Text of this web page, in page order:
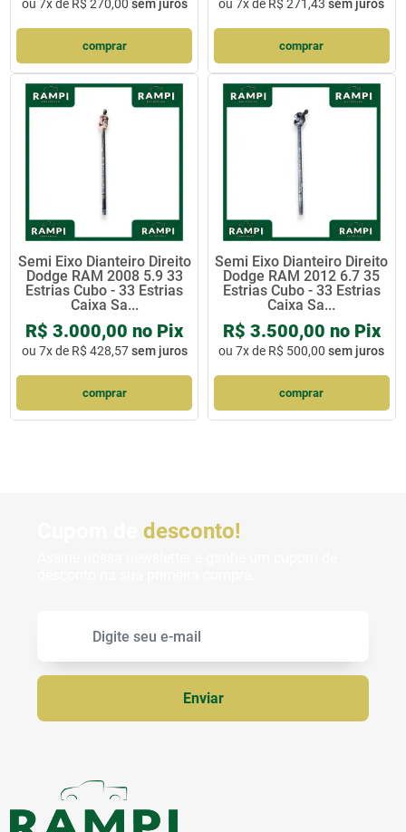
ou 7x de R$ 270,00 sem juros
comprar
ou7x de R$ 271,43 sem juros
comprar
Semi Eixo Dianteiro Direito
Dodge RAM 2008 5.9 33
Estrias Cubo - 33 Estrias
Caixa Sa...
R$ 3.000,00 no Pix
ou 7x de R$ 428,57sem juros
comprar
Semi Eixo Dianteiro Direito
Dodge RAM 2012 6.7 35
Estrias Cubo - 33 Estrias
Caixa Sa...
R$ 3.500,00 no Pix
ou7x de R$ 500,00 sem juros
comprar
Cupom dedesconto!